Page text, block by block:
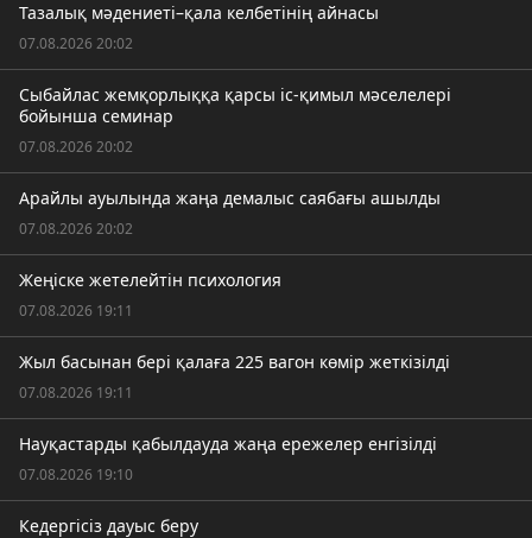
Тазалық мәдениеті–қала келбетінің айнасы
07.08.2026 20:02
Сыбайлас жемқорлыққа қарсы іс-қимыл мәселелері
бойынша семинар
07.08.2026 20:02
Арайлы ауылында жаңа демалыс саябағы ашылды
07.08.2026 20:02
Жеңіске жетелейтін психология
07.08.2026 19:11
Жыл басынан бері қалаға 225 вагон көмір жеткізілді
07.08.2026 19:11
Науқастарды қабылдауда жаңа ережелер енгізілді
07.08.2026 19:10
Кедергісіз дауыс беру